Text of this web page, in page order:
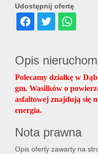
Udostępnij ofertę
Opis
Polecamy działkę w
gm. Wasilków o
asfaltowej znajdują się
energia.
Nota prawna
Opis oferty zawarty na